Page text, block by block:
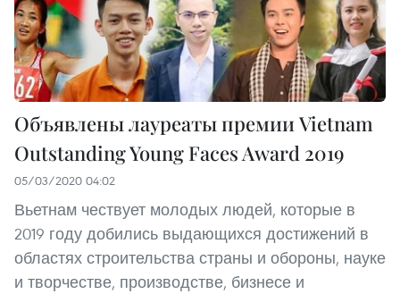
Объявлены лауреаты премии Vietnam
Outstanding Young Faces Award 2019
05/03/2020 04:02
Вьетнам чествует молодых людей, которые в
2019 году добились выдающихся достижений в
областях строительства страны и обороны, науке
и творчестве, производстве, бизнесе и